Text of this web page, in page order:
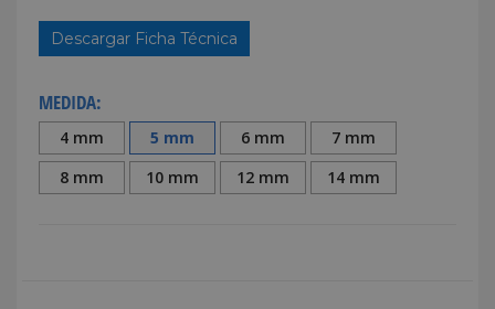
Descargar Ficha Técnica
MEDIDA:
4 mm 5 mm 6 mm
7 mm
8 mm
10 mm 12 mm 14 mm